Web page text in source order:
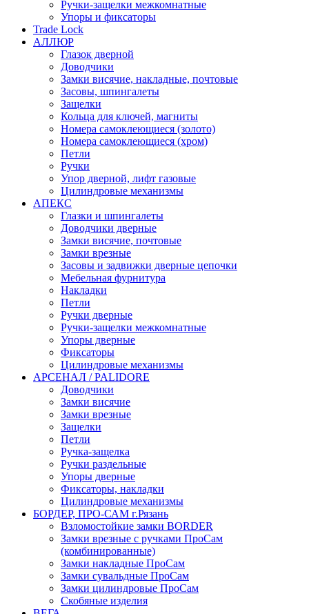
Ручки-защелки межкомнатные
Упоры и фиксаторы
Trade Lock
АЛЛЮР
Глазок дверной
Доводчики
Замки висячие, накладные, почтовые
Засовы, шпингалеты
Защелки
Кольца для ключей, магниты
Номера самоклеющиеся (золото)
Номера самоклеющиеся (хром)
Петли
Ручки
Упор дверной, лифт газовые
Цилиндровые механизмы
АПЕКС
Глазки и шпингалеты
Доводчики дверные
Замки висячие, почтовые
Замки врезные
Засовы и задвижки дверные цепочки
Мебельная фурнитура
Накладки
Петли
Ручки дверные
Ручки-защелки межкомнатные
Упоры дверные
Фиксаторы
Цилиндровые механизмы
АРСЕНАЛ / PALIDORE
Доводчики
Замки висячие
Замки врезные
Защелки
Петли
Ручка-защелка
Ручки раздельные
Упоры дверные
Фиксаторы, накладки
Цилиндровые механизмы
БОРДЕР, ПРО-САМ г.Рязань
Взломостойкие замки BORDER
Замки врезные с ручками ПроСам
(комбинированные)
Замки накладные ПроСам
Замки сувальдные ПроСам
Замки цилиндровые ПроСам
Скобяные изделия